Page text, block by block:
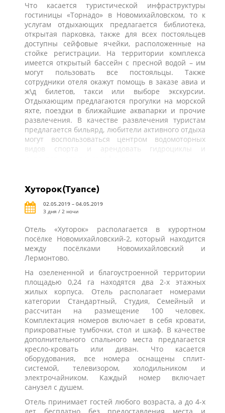
Что касается туристической инфраструктуры
гостиницы «Торнадо» в Новомихайловском, то к
услугам отдыхающих предлагается библиотека,
открытая парковка, также для всех постояльцев
доступны сейфовые ячейки, расположенные на
стойке регистрации. На территории комплекса
имеется открытый бассейн с пресной водой – им
могут пользовать все постояльцы. Также
сотрудники отеля окажут помощь в заказе авиа и
ж\д билетов, такси или выборе экскурсии.
Отдыхающим предлагаются прогулки на морской
яхте, поездки в ближайшие аквапарки и прочие
развлечения. В качестве развлечения туристам
предлагается бильярд, любители активного отдыха
могут воспользоваться центром водомоторных
видов спорта и арендовать гидроциклы и
Хуторок(Туапсе)
02.05.2019 – 04.05.2019
3 дня / 2 ночи
Отель «Хуторок» располагается в курортном
посёлке Новомихайловский-2, который находится
между посёлками Новомихайловский и
Лермонтово.
На озелененной и благоустроенной территории
площадью 0,24 га находятся два 2-х этажных
жилых корпуса. Отель располагает номерами
категории Стандартный, Студия, Семейный и
рассчитан на размещение 100 человек.
Комплектация номеров включает в себя кровати,
прикроватные тумбочки, стол и шкаф. В качестве
дополнительного спального места предлагается
кресло-кровать или диван. Что касается
оборудования, все номера оснащены сплит-
системой, телевизором, холодильником и
электрочайником. Каждый номер включает
санузел с душем.
Отель принимает гостей любого возраста, а до 4-х